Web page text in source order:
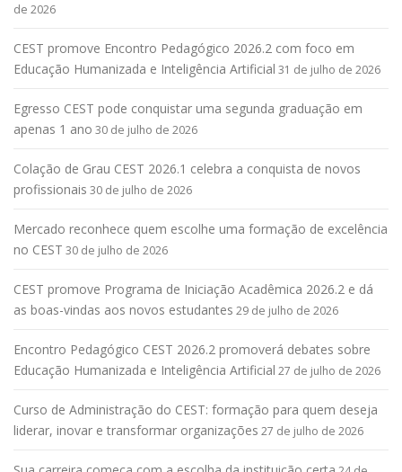
de 2026
CEST promove Encontro Pedagógico 2026.2 com foco em
Educação Humanizada e Inteligência Artificial 31 de julho de 2026
Egresso CEST pode conquistar uma segunda graduação em
apenas 1 ano 30 de julho de 2026
Colação de Grau CEST 2026.1 celebra a conquista de novos
profissionais 30 de julho de 2026
Mercado reconhece quem escolhe uma formação de excelência
no CEST 30 de julho de 2026
CEST promove Programa de Iniciação Acadêmica 2026.2 e dá
as boas-vindas aos novos estudantes 29 de julho de 2026
Encontro Pedagógico CEST 2026.2 promoverá debates sobre
Educação Humanizada e Inteligência Artificial 27 de julho de 2026
Curso de Administração do CEST: formação para quem deseja
liderar, inovar e transformar organizações 27 de julho de 2026